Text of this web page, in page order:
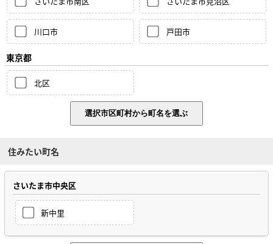
川口市 戸田市
東京都
北区
住みたい町名
さいたま市中央区
新中里